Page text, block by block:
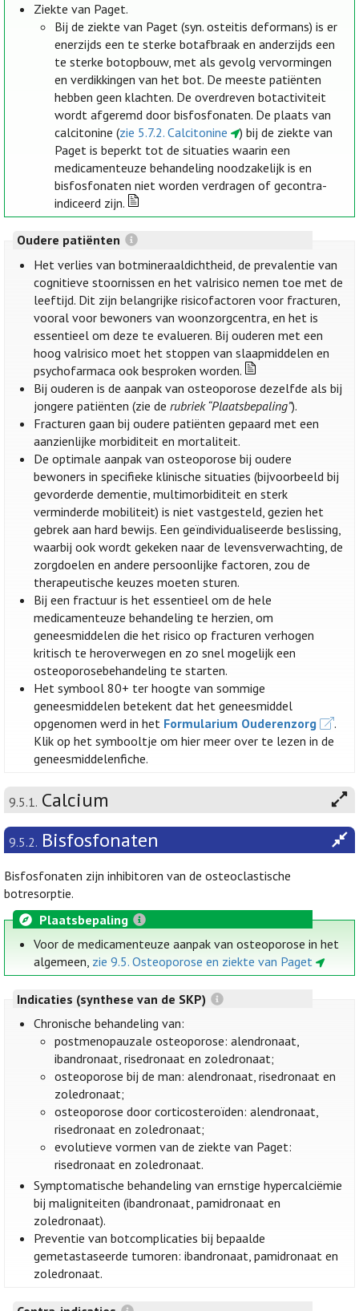
Ziekte van Paget.
Bij de ziekte van Paget (syn. osteitis deformans) is er
enerzijds een te sterke botafbraak en anderzijds een
te sterke botopbouw, met als gevolg vervormingen
en verdikkingen van het bot. De meeste patiënten
hebben geen klachten. De overdreven botactiviteit
wordt afgeremd door bisfosfonaten. De plaats van
calcitonine (zie 5.7.2. Calcitonine
) bij de ziekte van
Paget is beperkt tot de situaties waarin een
medicamenteuze behandeling noodzakelijk is en
bisfosfonaten niet worden verdragen of gecontra-
indiceerd zijn.
Oudere patiënten
Het verlies van botmineraaldichtheid, de prevalentie van
cognitieve stoornissen en het valrisico nemen toe met de
leeftijd. Dit zijn belangrijke risicofactoren voor fracturen,
vooral voor bewoners van woonzorgcentra, en het is
essentieel om deze te evalueren. Bij ouderen met een
hoog valrisico moet het stoppen van slaapmiddelen en
psychofarmaca ook besproken worden.
Bij ouderen is de aanpak van osteoporose dezelfde als bij
jongere patiënten (zie derubriek “Plaatsbepaling”).
Fracturen gaan bij oudere patiënten gepaard met een
aanzienlijke morbiditeit en mortaliteit.
De optimale aanpak van osteoporose bij oudere
bewoners in specifieke klinische situaties (bijvoorbeeld bij
gevorderde dementie, multimorbiditeit en sterk
verminderde mobiliteit) is niet vastgesteld, gezien het
gebrek aan hard bewijs. Een geïndividualiseerde beslissing,
waarbij ook wordt gekeken naar de levensverwachting, de
zorgdoelen en andere persoonlijke factoren, zou de
therapeutische keuzes moeten sturen.
Bij een fractuur is het essentieel om de hele
medicamenteuze behandeling te herzien, om
geneesmiddelen die het risico op fracturen verhogen
kritisch te heroverwegen en zo snel mogelijk een
osteoporosebehandeling te starten.
Het symbool 80+ ter hoogte van sommige
geneesmiddelen betekent dat het geneesmiddel
opgenomen werd in het Formularium Ouderenzorg
.
Klik op het symbooltje om hier meer over te lezen in de
geneesmiddelenfiche.
9.5.1. Calcium
9.5.2. Bisfosfonaten
Bisfosfonaten zijn inhibitoren van de osteoclastische
botresorptie.
Plaatsbepaling
Voor de medicamenteuze aanpak van osteoporose in het
algemeen, zie 9.5. Osteoporose en ziekte van Paget
Indicaties (synthese van de SKP)
Chronische behandeling van:
postmenopauzale osteoporose: alendronaat,
ibandronaat, risedronaat en zoledronaat;
osteoporose bij de man: alendronaat, risedronaat en
zoledronaat;
osteoporose door corticosteroïden: alendronaat,
risedronaat en zoledronaat;
evolutieve vormen van de ziekte van Paget:
risedronaat en zoledronaat.
Symptomatische behandeling van ernstige hypercalciëmie
bij maligniteiten (ibandronaat, pamidronaat en
zoledronaat).
Preventie van botcomplicaties bij bepaalde
gemetastaseerde tumoren: ibandronaat, pamidronaat en
zoledronaat.